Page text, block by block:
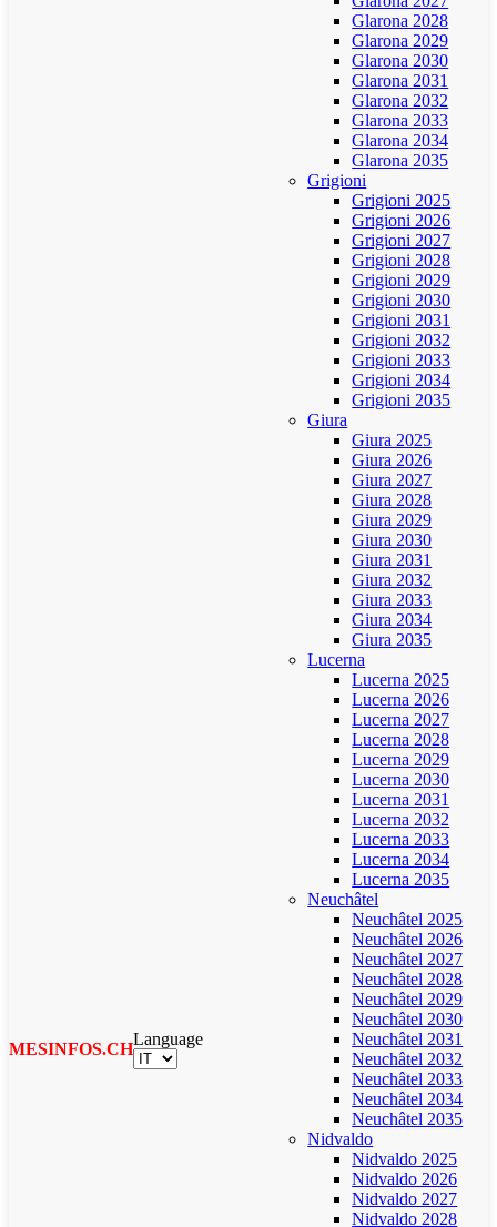
MESINFOS.CH
Language
Glarona 2028
Glarona 2029
Glarona 2030
Glarona 2031
Glarona 2032
Glarona 2033
Glarona 2034
Glarona 2035
Grigioni
Grigioni 2025
Grigioni 2026
Grigioni 2027
Grigioni 2028
Grigioni 2029
Grigioni 2030
Grigioni 2031
Grigioni 2032
Grigioni 2033
Grigioni 2034
Grigioni 2035
Giura
Giura 2025
Giura 2026
Giura 2027
Giura 2028
Giura 2029
Giura 2030
Giura 2031
Giura 2032
Giura 2033
Giura 2034
Giura 2035
Lucerna
Lucerna 2025
Lucerna 2026
Lucerna 2027
Lucerna 2028
Lucerna 2029
Lucerna 2030
Lucerna 2031
Lucerna 2032
Lucerna 2033
Lucerna 2034
Lucerna 2035
Neuchâtel
Neuchâtel 2025
Neuchâtel 2026
Neuchâtel 2027
Neuchâtel 2028
Neuchâtel 2029
Neuchâtel 2030
Neuchâtel 2031
Neuchâtel 2032
Neuchâtel 2033
Neuchâtel 2034
Neuchâtel 2035
Nidvaldo
Nidvaldo 2025
Nidvaldo 2026
Nidvaldo 2027
Nidvaldo 2028